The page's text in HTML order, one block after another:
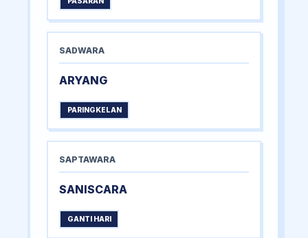
SADWARA
ARYANG
PARINGKELAN
SAPTAWARA
SANISCARA
GANTI HARI